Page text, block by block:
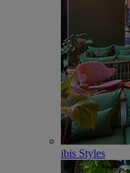
ibis Styles